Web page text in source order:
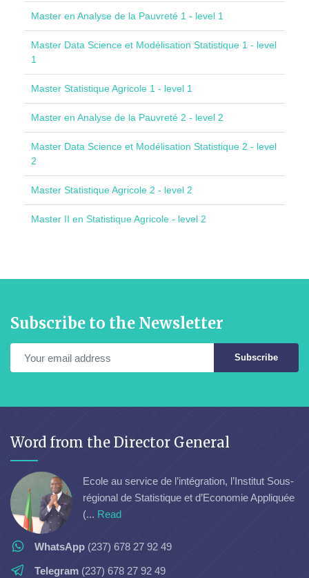
Master en Analyse de la Pauvreté 1 - level 1
Master Data Science et Modélisation Statistique 1 - level
1
Master Statistique Agricole 1 - level 1
Master en Analyse de la Pauvreté 2 - level 2
Master Data Science et Modélisation Statistique 2 - level
2
Master Statistique Agricole 2 - level 2
Master II en Statistique Agricole - level 2
Subscribe to the Newsletter
Subscribe
Word from the Director General
Ecole au service de l’intégration, l’Institut Sous-
régional de Statistique et d’Economie Appliquée
(... Read
WhatsApp (237) 678 27 92 49
Telegram (237) 678 27 92 49